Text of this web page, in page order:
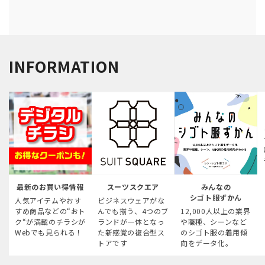
INFORMATION
最新のお買い得情報
人気アイテムやおす
すめ商品などの“おト
ク“が満載のチラシが
Webでも見られる！
スーツスクエア
ビジネスウェアがな
んでも揃う、4つのブ
ランドが一体となっ
た新感覚の複合型ス
トアです
みんなの
シゴト服ずかん
12,000人以上の業界
や職種、シーンなど
のシゴト服の着用傾
向をデータ化。